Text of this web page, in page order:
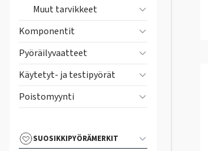
Muut tarvikkeet
Komponentit
Pyöräilyvaatteet
Käytetyt- ja testipyörät
Poistomyynti
SUOSIKKIPYÖRÄMERKIT